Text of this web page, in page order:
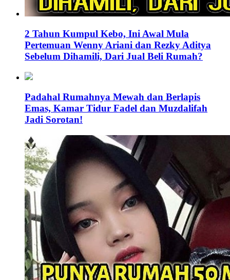
2 Tahun Kumpul Kebo, Ini Awal Mula
Pertemuan Wenny Ariani dan Rezky Aditya
Sebelum Dihamili, Dari Jual Beli Rumah?
Padahal Rumahnya Mewah dan Berlapis
Emas, Kamar Tidur Fadel dan Muzdalifah
Jadi Sorotan!